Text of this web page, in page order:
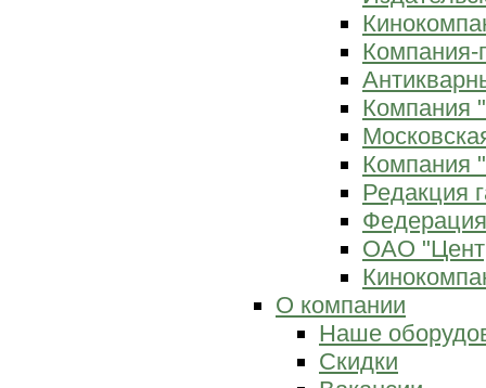
Компания-
Компания
Компания
Редакция
ОАО
О компании
Наше
Скидки